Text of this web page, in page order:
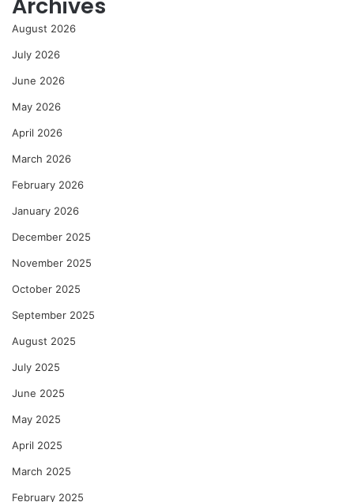
Archives
August 2026
July 2026
June 2026
May 2026
April 2026
March 2026
February 2026
January 2026
December 2025
November 2025
October 2025
September 2025
August 2025
July 2025
June 2025
May 2025
April 2025
March 2025
February 2025